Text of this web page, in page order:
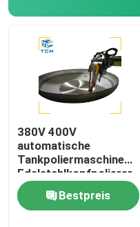
380V 400V
automatische
Tankpoliermaschine
Edelstahlkopfpolierer
Tankschalenpolierer
Bestpreis